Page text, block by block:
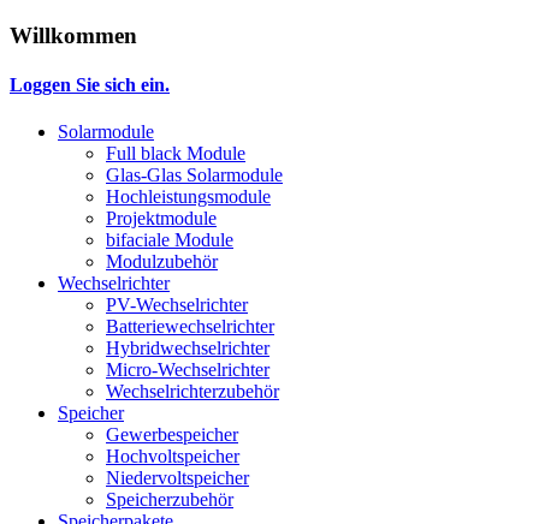
Willkommen
Loggen Sie sich ein.
Solarmodule
Full black Module
Glas-Glas Solarmodule
Hochleistungsmodule
Projektmodule
bifaciale Module
Modulzubehör
Wechselrichter
PV-Wechselrichter
Batteriewechselrichter
Hybridwechselrichter
Micro-Wechselrichter
Wechselrichterzubehör
Speicher
Gewerbespeicher
Hochvoltspeicher
Niedervoltspeicher
Speicherzubehör